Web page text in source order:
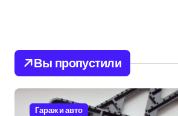
Вы пропустили
Гараж и авто